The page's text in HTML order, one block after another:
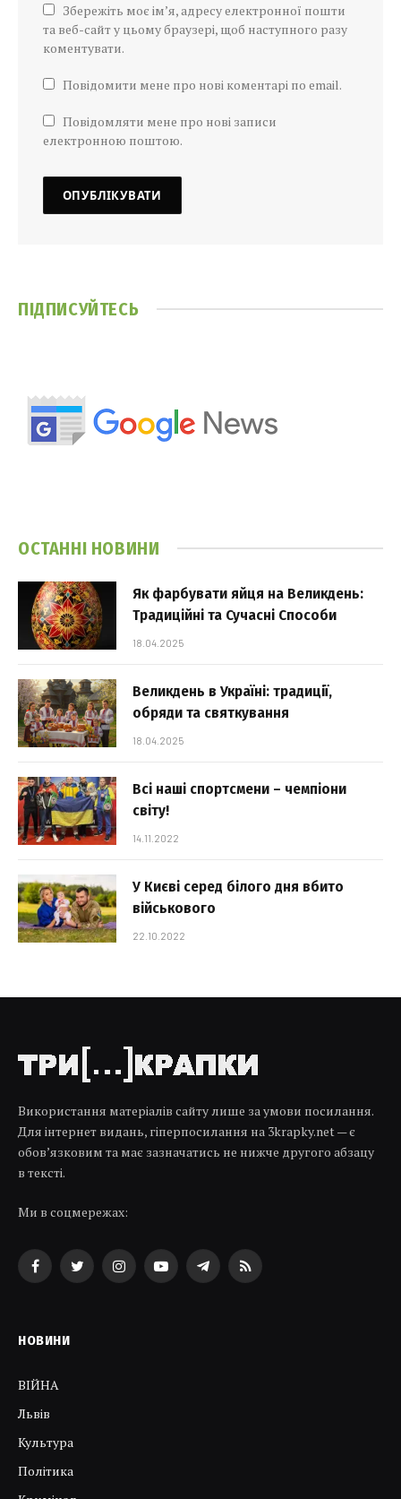
Збережіть моє ім’я, адресу електронної пошти
та веб-сайт у цьому браузері, щоб наступного разу
коментувати.
Повідомити мене про нові коментарі по email.
Повідомляти мене про нові записи
електронною поштою.
ПІДПИСУЙТЕСЬ
ОСТАННІ НОВИНИ
Як фарбувати яйця на Великдень:
Традиційні та Сучасні Способи
18.04.2025
Великдень в Україні: традиції,
обряди та святкування
18.04.2025
Всі наші спортсмени – чемпіони
світу!
14.11.2022
У Києві серед білого дня вбито
військового
22.10.2022
Використання матеріалів сайту лише за умови посилання.
Для інтернет видань, гіперпосилання на 3krapky.net — є
обов’язковим та має зазначатись не нижче другого абзацу
в тексті.
Ми в соцмережах:
FacebookTwitterInstagramYouTubeTelegramRSS
НОВИНИ
ВІЙНА
Львів
Культура
Політика